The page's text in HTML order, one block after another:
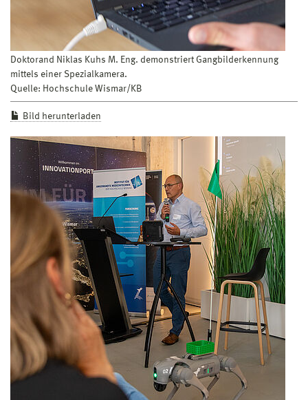
Doktorand Niklas Kuhs M. Eng. demonstriert Gangbilderkennung
mittels einer Spezialkamera.
Quelle: Hochschule Wismar/KB
Bild herunterladen